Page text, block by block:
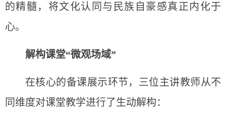
的精髓，将文化认同与民族自豪感真正内化于
心。
解构课堂“微观场域”
在核心的备课展示环节，三位主讲教师从不
同维度对课堂教学进行了生动解构：